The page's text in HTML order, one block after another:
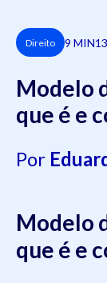
Direito 9 MIN
Modelo
que é e
Por
Modelo
que é e